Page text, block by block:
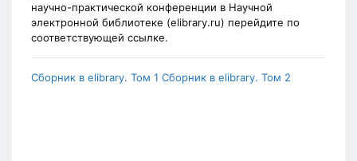
научно-практической конференции в Научной
электронной библиотеке (elibrary.ru) перейдите по
соответствующей ссылке.
Сборник в elibrary. Том 1 Сборник в elibrary. Том 2